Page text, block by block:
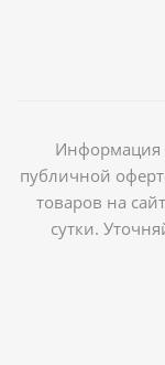
Информация
публичной
товаров на
сутки.